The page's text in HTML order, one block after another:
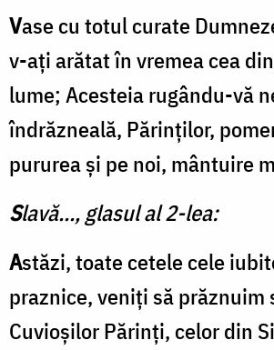
Vase cu totul curate
v-aţi arătat în vremea cea
lume; Acesteia rugându-vă
îndrăzneală, Părinţilor,
pururea şi pe noi, mântuire
Slavă..., glasul al 2-lea:
Astăzi, toate cetele cele
praznice, veniți să prăznuim
Cuvioșilor Părinți, celor din